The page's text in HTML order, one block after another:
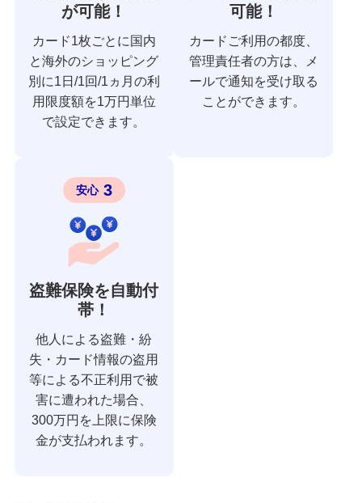
が可能！
カード1枚ごとに国内
と海外のショッピング
別に1日/1回/1ヵ月の利
用限度額を1万円単位
で設定できます。
可能！
カードご利用の都度、
管理責任者の方は、メ
ールで通知を受け取る
ことができます。
安心 3
盗難保険を自動付
帯！
他人による盗難・紛
失・カード情報の盗用
等による不正利用で被
害に遭われた場合、
300万円を上限に保険
金が支払われます。